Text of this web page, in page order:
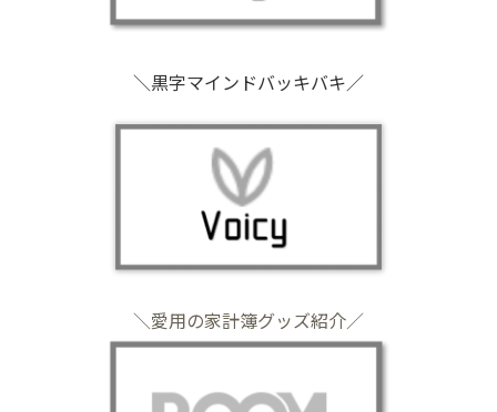
＼黒字マインドバッキバキ／
＼愛用の家計簿グッズ紹介／